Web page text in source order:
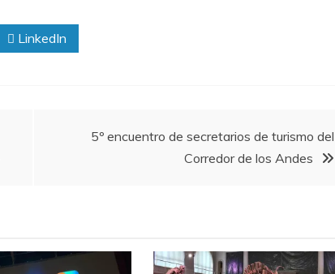
LinkedIn
5º encuentro de secretarios de turismo del
Corredor de los Andes